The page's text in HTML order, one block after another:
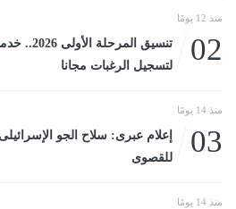
منذ 12 يومًا
02
تنسيق
لتسجيل الرغبات مجانا
منذ 14 يومًا
03
إعلام عبرى: سلاح الجو
للقصوى
منذ 14 يومًا